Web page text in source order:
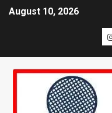
August 10, 2026